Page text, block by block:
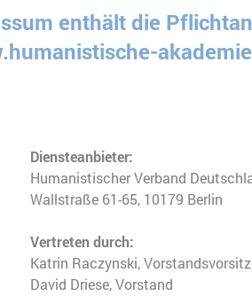
enthält die
Diensteanbieter:
Humanistischer Verband
Wallstraße 61-65, 10179 Berlin
Vertreten durch:
Katrin Raczynski,
David Driese, Vorstand